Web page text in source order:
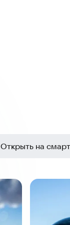
Открыть на